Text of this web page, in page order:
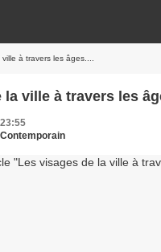
à travers les âges....
la ville à travers les